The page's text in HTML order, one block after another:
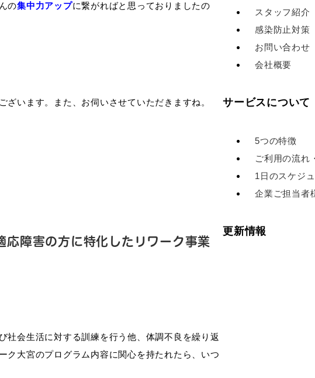
の集中力アップに繋がればと思っておりましたの
います。また、お伺いさせていただきますね。
障害の方に特化したリワーク事業
社会生活に対する訓練を行う他、体調不良を繰り返
ク大宮のプログラム内容に関心を持たれたら、いつ
スタッフ紹介
感染防止対策
お問い合わせ
会社概要
サービスについて
5つの特徴
ご利用の流れ
1日のスケジ
企業ご担当者
更新情報